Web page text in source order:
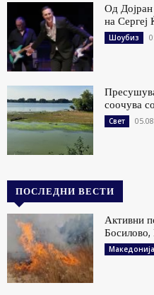
Од
на Сергеј
Шоубиз
соочува
Свет
ПОСЛЕДНИ ВЕСТИ
Активни
Македонија